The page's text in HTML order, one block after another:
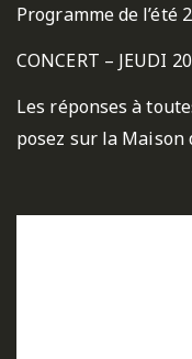
Programme de l’été
CONCERT – JEUDI
Les réponses à
posez sur la Maison